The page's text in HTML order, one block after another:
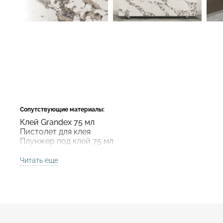
Сопутствующие материалы:
Клей Grandex 75 мл
Пистолет для клея
Плунжер под клей 75 мл
Читать еще